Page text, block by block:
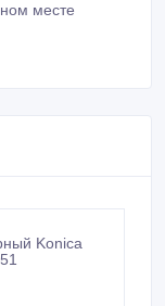
месте
Konica